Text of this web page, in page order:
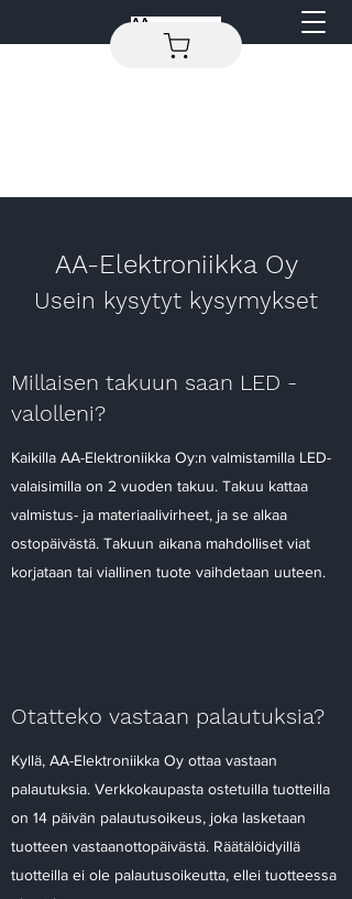
AA-Elektroniikka Oy
Usein kysytyt kysymykset
Millaisen takuun saan LED -
valolleni?
Kaikilla AA-Elektroniikka Oy:n valmistamilla LED-
valaisimilla on 2 vuoden takuu. Takuu kattaa
valmistus- ja materiaalivirheet, ja se alkaa
ostopäivästä. Takuun aikana mahdolliset viat
korjataan tai viallinen tuote vaihdetaan uuteen.
Otatteko vastaan palautuksia?
Kyllä, AA-Elektroniikka Oy ottaa vastaan
palautuksia. Verkkokaupasta ostetuilla tuotteilla
on 14 päivän palautusoikeus, joka lasketaan
tuotteen vastaanottopäivästä. Räätälöidyillä
tuotteilla ei ole palautusoikeutta, ellei tuotteessa